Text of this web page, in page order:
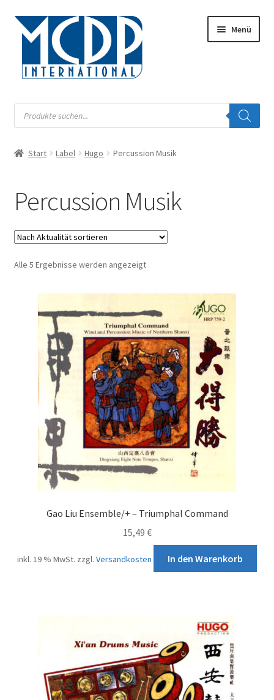
Zur
Navigation
Zum
Inhalt
Menü
Digital
Audiobook
Label
Accessoire
Checkout Kasse
My Account
Datenschutzerklärung
Products
search
Start Label Hugo Percussion Musik
Percussion Musik
Alle 5 Ergebnisse werden angezeigtNach
Gao Liu Ensemble/+ – Triumphal Command
15,49 €
inkl. 19 % MwSt. zzgl.Versandkosten In den Warenkorb